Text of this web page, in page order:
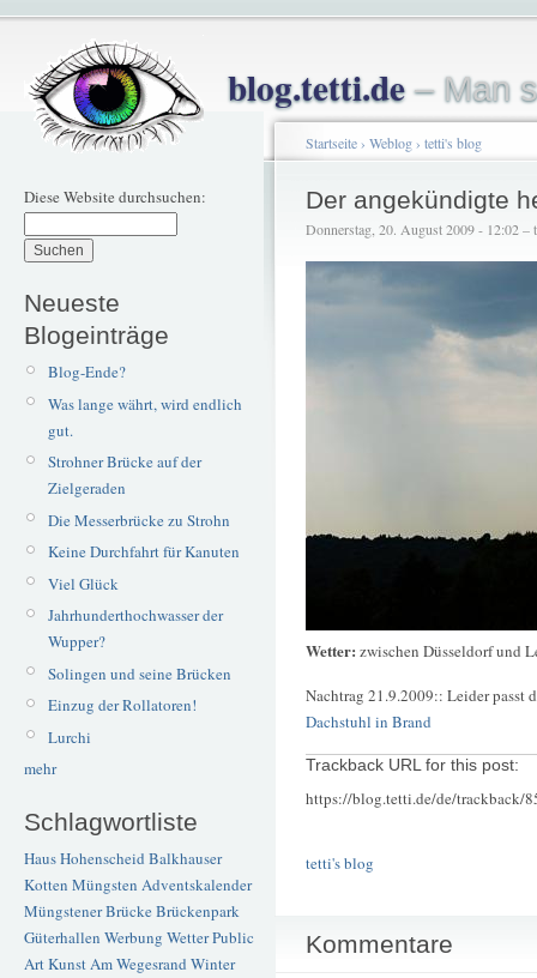
blog.tetti.de– Man
Diese Website durchsuchen:
Neueste
Blogeinträge
Blog-Ende?
Was lange währt, wird endlich
gut.
Strohner Brücke auf der
Zielgeraden
Die Messerbrücke zu Strohn
Keine Durchfahrt für Kanuten
Viel Glück
Jahrhunderthochwasser der
Wupper?
Solingen und seine Brücken
Einzug der Rollatoren!
Lurchi
mehr
Schlagwortliste
Haus Hohenscheid Balkhauser
Kotten Müngsten Adventskalender
Müngstener BrückeBrückenpark
Güterhallen Werbung WetterPublic
ArtKunstAm Wegesrand Winter
Startseite› Weblog› tetti's blog
Der angekündigte
Donnerstag, 20. August 2009 - 12:02 –
Wetter: zwischen Düsseldorf und
Nachtrag 21.9.2009:: Leider
Dachstuhl in Brand
Trackback URL for this post:
https://blog.tetti.de/de/trackback/
tetti's blog
Kommentare